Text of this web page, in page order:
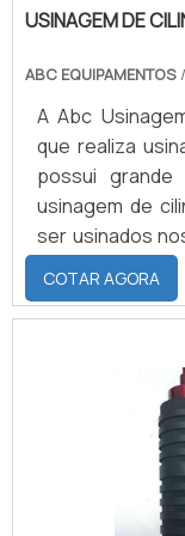
USINAGEM DE
ABC EQUIPAMENTOS
A Abc
que realiza
possui
usinagem de
ser usinados
1020; Aço
FAZEM
mecânicos,
e ferramentas
proporcionar
Além da
empresa
COTAR AGORA